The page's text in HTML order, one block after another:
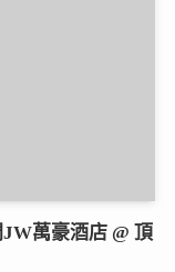
萬豪酒店 @ 頂